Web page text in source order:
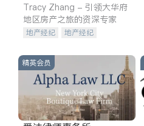
Tracy Zhang - 引领大华府
地区房产之旅的资深专家
地产经纪
地产经纪
商铺租售
精英会员